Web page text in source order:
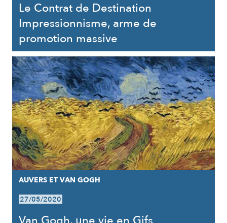
Le Contrat de Destination
Impressionnisme, arme de
promotion massive
AUVERS ET VAN GOGH
27/05/2020